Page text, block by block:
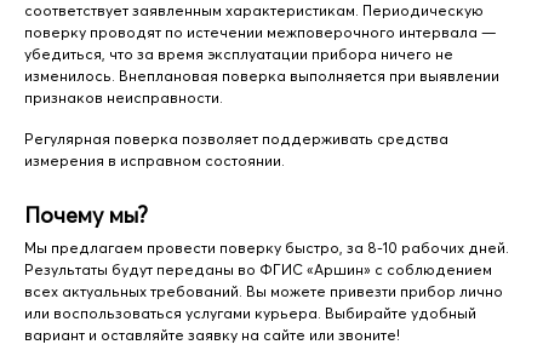
соответствует заявленным характеристикам. Периодическую
поверку проводят по истечении межповерочного интервала —
убедиться, что за время эксплуатации прибора ничего не
изменилось. Внеплановая поверка выполняется при выявлении
признаков неисправности.
Регулярная поверка позволяет поддерживать средства
измерения в исправном состоянии.
Почему мы?
Мы предлагаем провести поверку быстро, за 8-10 рабочих дней.
Результаты будут переданы во ФГИС «Аршин» с соблюдением
всех актуальных требований. Вы можете привезти прибор лично
или воспользоваться услугами курьера. Выбирайте удобный
вариант и оставляйте заявку на сайте или звоните!